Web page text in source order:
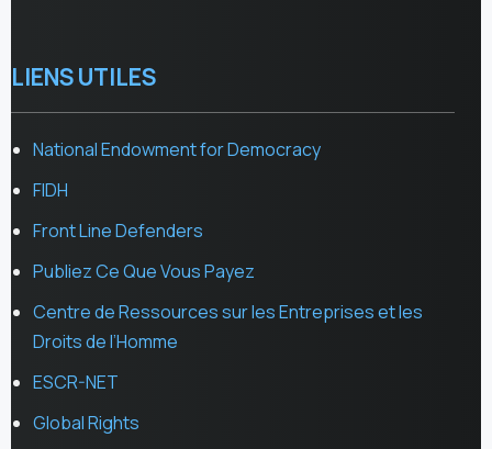
LIENS UTILES
National Endowment for Democracy
FIDH
Front Line Defenders
Publiez Ce Que Vous Payez
Centre de Ressources sur les Entreprises et les
Droits de l’Homme
ESCR-NET
Global Rights